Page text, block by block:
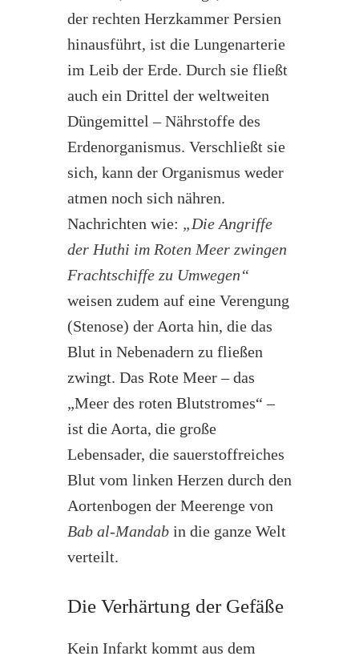
der rechten Herzkammer Persien
hinausführt, ist die Lungenarterie
im Leib der Erde. Durch sie fließt
auch ein Drittel der weltweiten
Düngemittel – Nährstoffe des
Erdenorganismus. Verschließt sie
sich, kann der Organismus weder
atmen noch sich nähren.
Nachrichten wie: „Die Angriffe
der Huthi im Roten Meer zwingen
Frachtschiffe zu Umwegen“
weisen zudem auf eine Verengung
(Stenose) der Aorta hin, die das
Blut in Nebenadern zu fließen
zwingt. Das Rote Meer – das
„Meer des roten Blutstromes“ –
ist die Aorta, die große
Lebensader, die sauerstoffreiches
Blut vom linken Herzen durch den
Aortenbogen der Meerenge von
Bab al-Mandab in die ganze Welt
verteilt.
Die Verhärtung der Gefäße
Kein Infarkt kommt aus dem